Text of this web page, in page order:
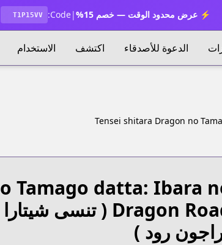
⚡ عرض محدود الوقت — خصم 15% |
Code:
T1P15VV
الدعوة للأصدقاء اكتشف الاستخدام
Tensei shitara Dragon no
Tamago datta: Ibara
Dragon ( تنسى شيتارا
رود )